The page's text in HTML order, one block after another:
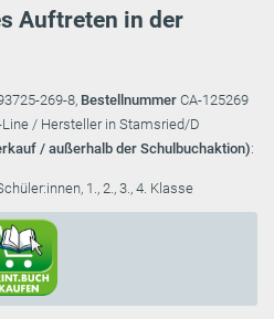
Auftreten in der
269-8, Bestellnummer CA-125269
Line / Hersteller in Stamsried/D
/ außerhalb der Schulbuchaktion):
1., 2., 3., 4. Klasse